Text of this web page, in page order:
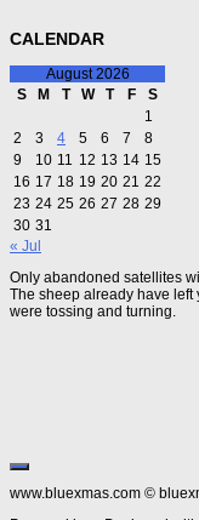
CALENDAR
August 2026
S
M T W T F
S
1
2
3 4 5 6 7
8
9
10 11 12 13 14 15
16 17 18 19 20 21 22
23 24 25 26 27 28 29
30 31
« Jul
Only abandoned satellites
The sheep already have left
were tossing and turning.
www.bluexmas.com ©